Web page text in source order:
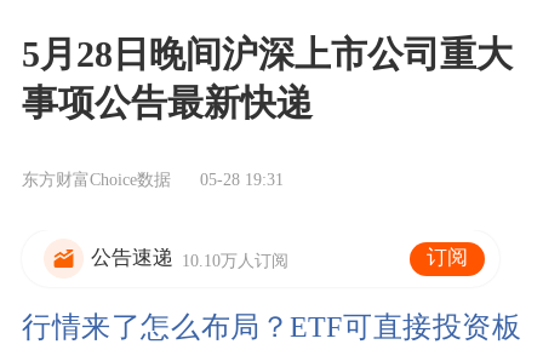
5月28日晚间沪深上市公司重大
事项公告最新快递
东方财富Choice数据 05-28 19:31
公告速递 10.10万人订阅 订阅
行情来了怎么布局？ETF可直接投资板